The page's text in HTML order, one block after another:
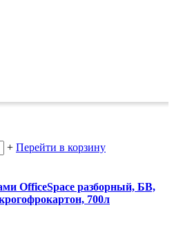
+ Перейти в корзину
OfficeSpace разборный, БВ,
700л